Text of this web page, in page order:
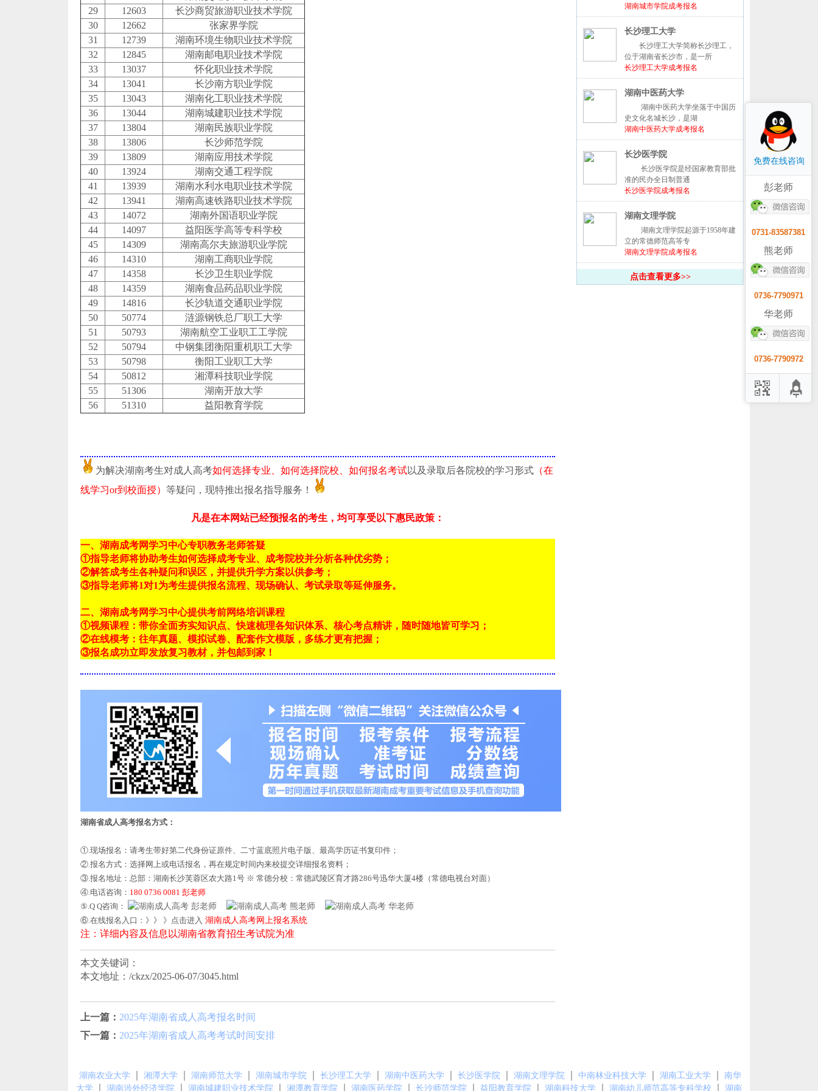
29
12603
长沙商贸旅游职业技术学院
30
12662
张家界学院
31
12739
湖南环境生物职业技术学院
32
12845
湖南邮电职业技术学院
33
13037
怀化职业技术学院
34
13041
长沙南方职业学院
35
13043
湖南化工职业技术学院
36
13044
湖南城建职业技术学院
37
13804
湖南民族职业学院
38
13806
长沙师范学院
39
13809
湖南应用技术学院
40
13924
湖南交通工程学院
41
13939
湖南水利水电职业技术学院
42
13941
湖南高速铁路职业技术学院
43
14072
湖南外国语职业学院
44
14097
益阳医学高等专科学校
45
14309
湖南高尔夫旅游职业学院
46
14310
湖南工商职业学院
47
14358
长沙卫生职业学院
48
14359
湖南食品药品职业学院
49
14816
长沙轨道交通职业学院
50
50774
涟源钢铁总厂职工大学
51
50793
湖南航空工业职工工学院
52
50794
中钢集团衡阳重机职工大学
53
50798
衡阳工业职工大学
54
50812
湘潭科技职业学院
55
51306
湖南开放大学
56
51310 益阳教育学院
为解决湖南考生对成人高考如何选择专业、如何选择院校、如何报名考试以及录取后各院校的学习形式 （在
线学习or到校面授） 等疑问，现特推出报名指导服务！
凡是在本网站已经预报名的考生，均可享受以下惠民政策：
一、湖南成考网学习中心专职教务老师答疑
①指导老师将协助考生如何选择成考专业、成考院校并分析各种优劣势；
②解答成考生各种疑问和误区，并提供升学方案以供参考；
③指导老师将1对1为考生提供报名流程、现场确认、考试录取等延伸服务。
二、湖南成考网学习中心提供考前网络培训课程
①视频课程：带你全面夯实知识点、快速梳理各知识体系、核心考点精讲，随时随地皆可学习；
②在线模考：往年真题、模拟试卷、配套作文模版，多练才更有把握；
③报名成功立即发放复习教材，并包邮到家！
湖南省成人高考报名方式：
①.现场报名：请考生带好第二代身份证原件、二寸蓝底照片电子版、最高学历证书复印件；
②.报名方式：选择网上或电话报名，再在规定时间内来校提交详细报名资料；
③.报名地址：总部：湖南长沙芙蓉区农大路1号 ※ 常德分校：常德武陵区育才路286号迅华大厦4楼（常德电视台对面）
④.电话咨询： 180 0736 0081 彭老师
⑤.Q Q咨询：
彭老师 熊老师
华老师
⑥.在线报名入口：》》 》点击进入 湖南成人高考网上报名系统
注：详细内容及信息以湖南省教育招生考试院为准
本文关键词：
本文地址：/ckzx/2025-06-07/3045.html
上一篇： 2025年湖南省成人高考报名时间
下一篇： 2025年湖南省成人高考考试时间安排
湖南城市学院成考报名
长沙理工大学
长沙理工大学简称长沙理工，
位于湖南省长沙市，是一所
长沙理工大学成考报名
湖南中医药大学
湖南中医药大学坐落于中国历
史文化名城长沙，是湖
湖南中医药大学成考报名
长沙医学院
长沙医学院是经国家教育部批
准的民办全日制普通
长沙医学院成考报名
湖南文理学院
湖南文理学院起源于1958年建
立的常德师范高等专
湖南文理学院成考报名
点击查看更多>>
湖南农业大学 湘潭大学 湖南师范大学 湖南城市学院 长沙理工大学 湖南中医药大学 长沙医学院 湖南文理学院 中南林业科技大学 湖南工业大学
南华
大学
湖南涉外经济学院 湖南城建职业技术学院 湘潭教育学院 湖南医药学院 长沙师范学院 益阳教育学院 湖南科技大学 湖南幼儿师范高等专科学校 湖南
免费在线咨询
彭老师
0731-83587381
熊老师
0736-7790971
华老师
0736-7790972